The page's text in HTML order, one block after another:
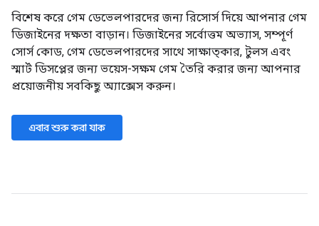
বিশেষ করে গেম ডেভেলপারদের জন্য রিসোর্স দিয়ে আপনার গেম
ডিজাইনের দক্ষতা বাড়ান। ডিজাইনের সর্বোত্তম অভ্যাস, সম্পূর্ণ
সোর্স কোড, গেম ডেভেলপারদের সাথে সাক্ষাত্কার, টুলস এবং
স্মার্ট ডিসপ্লের জন্য ভয়েস-সক্ষম গেম তৈরি করার জন্য আপনার
প্রয়োজনীয় সবকিছু অ্যাক্সেস করুন।
এবার শুরু করা যাক